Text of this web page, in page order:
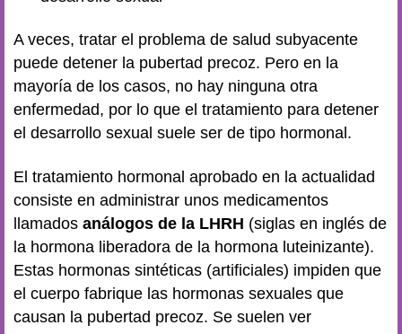
A veces, tratar el problema de salud subyacente
puede detener la pubertad precoz. Pero en la
mayoría de los casos, no hay ninguna otra
enfermedad, por lo que el tratamiento para detener
el desarrollo sexual suele ser de tipo hormonal.
El tratamiento hormonal aprobado en la actualidad
consiste en administrar unos medicamentos
llamados análogos de la LHRH (siglas en inglés de
la hormona liberadora de la hormona luteinizante).
Estas hormonas sintéticas (artificiales) impiden que
el cuerpo fabrique las hormonas sexuales que
causan la pubertad precoz. Se suelen ver